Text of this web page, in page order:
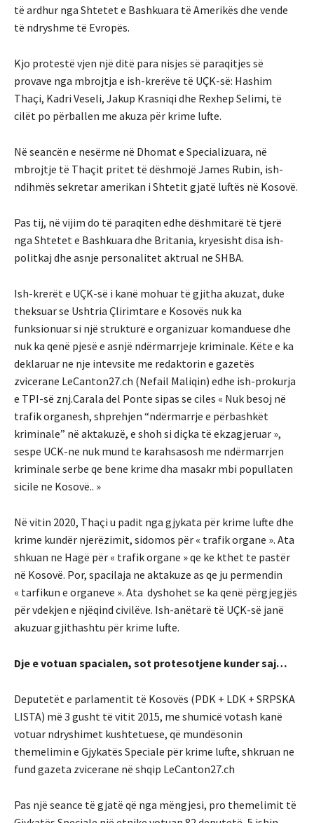
të ardhur nga Shtetet e Bashkuara të Amerikës dhe vende
të ndryshme të Evropës.
Kjo protestë vjen një ditë para nisjes së paraqitjes së
provave nga mbrojtja e ish-krerëve të UÇK-së: Hashim
Thaçi, Kadri Veseli, Jakup Krasniqi dhe Rexhep Selimi, të
cilët po përballen me akuza për krime lufte.
Në seancën e nesërme në Dhomat e Specializuara, në
mbrojtje të Thaçit pritet të dëshmojë James Rubin, ish-
ndihmës sekretar amerikan i Shtetit gjatë luftës në Kosovë.
Pas tij, në vijim do të paraqiten edhe dëshmitarë të tjerë
nga Shtetet e Bashkuara dhe Britania, kryesisht disa ish-
politkaj dhe asnje personalitet aktrual ne SHBA.
Ish-krerët e UÇK-së i kanë mohuar të gjitha akuzat, duke
theksuar se Ushtria Çlirimtare e Kosovës nuk ka
funksionuar si një strukturë e organizuar komanduese dhe
nuk ka qenë pjesë e asnjë ndërmarrjeje kriminale. Këte e ka
deklaruar ne nje intevsite me redaktorin e gazetës
zvicerane LeCanton27.ch (Nefail Maliqin) edhe ish-prokurja
e TPI-së znj.Carala del Ponte sipas se ciles « Nuk besoj në
trafik organesh, shprehjen “ndërmarrje e përbashkët
kriminale” në aktakuzë, e shoh si diçka të ekzagjeruar »,
sespe UCK-ne nuk mund te karahsasosh me ndërmarrjen
kriminale serbe qe bene krime dha masakr mbi popullaten
sicile ne Kosovë.. »
Në vitin 2020, Thaçi u padit nga gjykata për krime lufte dhe
krime kundër njerëzimit, sidomos për « trafik organe ». Ata
shkuan ne Hagë për « trafik organe » qe ke kthet te pastër
në Kosovë. Por, spacilaja ne aktakuze as qe ju permendin
« tarfikun e organeve ». Ata dyshohet se ka qenë përgjegjës
për vdekjen e njëqind civilëve. Ish-anëtarë të UÇK-së janë
akuzuar gjithashtu për krime lufte.
Dje e votuan spacialen, sot protesotjene kunder saj…
Deputetët e parlamentit të Kosovës (PDK + LDK + SRPSKA
LISTA) më 3 gusht të vitit 2015, me shumicë votash kanë
votuar ndryshimet kushtetuese, që mundësonin
themelimin e Gjykatës Speciale për krime lufte, shkruan ne
fund gazeta zvicerane në shqip LeCanton27.ch
Pas një seance të gjatë që nga mëngjesi, pro themelimit të